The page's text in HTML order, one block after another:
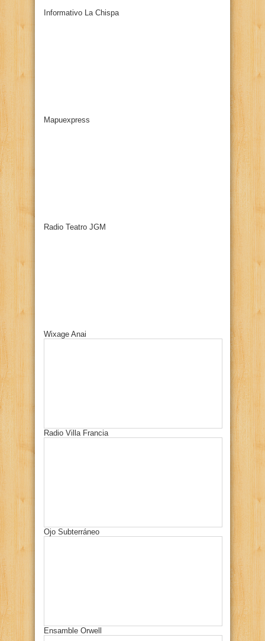
Informativo La Chispa
Mapuexpress
Radio Teatro JGM
Wixage Anai
Radio Villa Francia
Ojo Subterráneo
Ensamble Orwell